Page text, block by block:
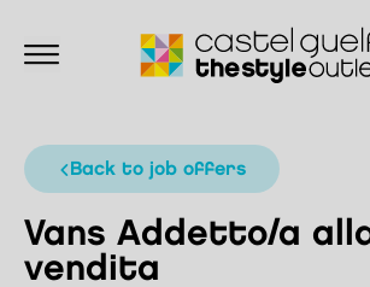
back to job offers
Vans Addetto/a
vendita